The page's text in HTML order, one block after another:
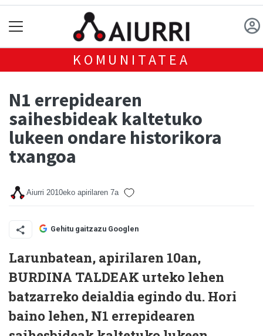
KOMUNITATEA
N1 errepidearen
saihesbideak kaltetuko
lukeen ondare historikora
txangoa
Aiurri 2010eko apirilaren 7a
Gehitu gaitzazu Googlen
Larunbatean, apirilaren 10an,
BURDINA TALDEAK urteko lehen
batzarreko deialdia egindo du. Hori
baino lehen, N1 errepidearen